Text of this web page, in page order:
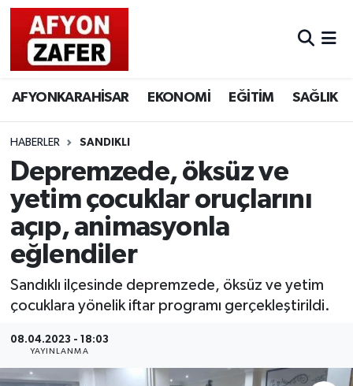
AFYONKARAHİSAR EKONOMİ EĞİTİM SAĞLIK
HABERLER SANDIKLI
Depremzede, öksüz ve
yetim çocuklar oruçlarını
açıp, animasyonla
eğlendiler
Sandıklı ilçesinde depremzede, öksüz ve yetim
çocuklara yönelik iftar programı gerçekleştirildi.
08.04.2023 - 18:03
YAYINLANMA